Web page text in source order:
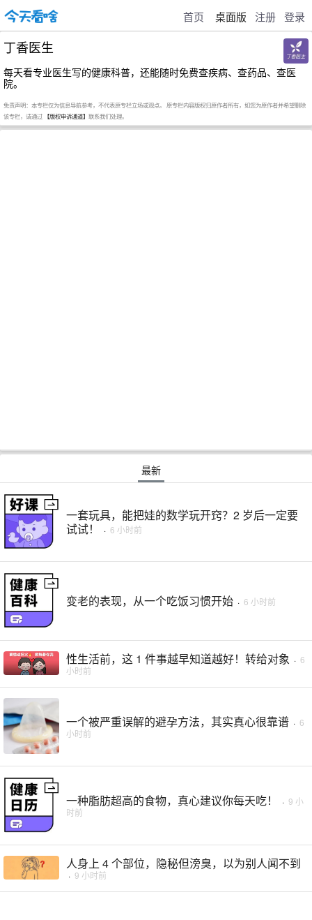
首页 桌面版 注册 登录
丁香医生
每天看专业医生写的健康科普，还能随时免费查疾病、查药品、查医
院。
免责声明：本专栏仅为信息导航参考，不代表原专栏立场或观点。 原专栏内容版权归原作者所有，如您为原作者并希望删除
该专栏，请通过 【版权申诉通道】 联系我们处理。
最新
一套玩具，能把娃的数学玩开窍？2 岁后一定要
试试！
· 6 小时前
变老的表现，从一个吃饭习惯开始 · 6 小时前
性生活前，这 1 件事越早知道越好！转给对象 · 6
小时前
一个被严重误解的避孕方法，其实真心很靠谱 · 6
小时前
一种脂肪超高的食物，真心建议你每天吃！ · 9 小
时前
人身上 4 个部位，隐秘但滂臭，以为别人闻不到
· 9 小时前